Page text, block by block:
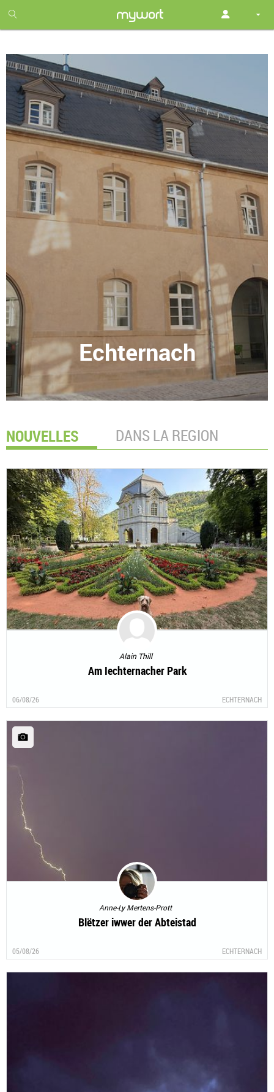
month
free
Echternach
NOUVELLES DANS LA REGION
Alain Thill
Am Iechternacher Park
06/08/26 ECHTERNACH
Anne-Ly Mertens-Prott
Blëtzer iwwer der Abteistad
05/08/26 ECHTERNACH